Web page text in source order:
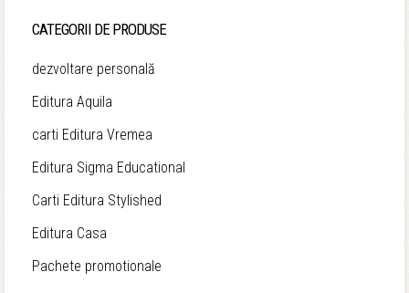
fost:
57,50 lei.
CATEGORII DE PRODUSE
dezvoltare personală
Editura Aquila
carti Editura Vremea
Editura Sigma Educational
Carti Editura Stylished
Editura Casa
Pachete promotionale